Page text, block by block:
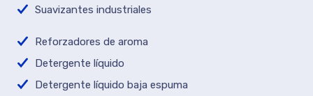
Suavizantes industriales
Reforzadores de aroma
Detergente líquido
Detergente líquido baja espuma